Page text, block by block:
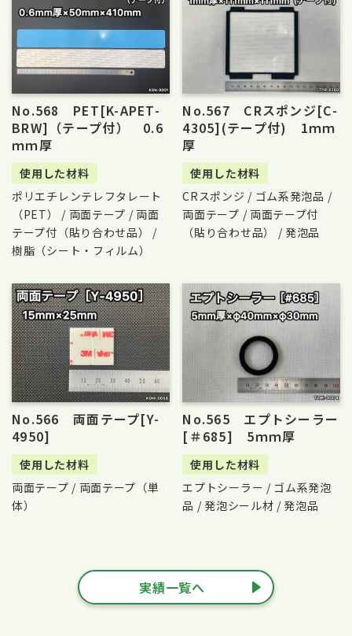
No.568 PET[K-APET-
BRW]（テープ付） 0.6
ｍｍ厚
使用した材料
ポリエチレンテレフタレート
（PET） / 両面テープ / 両面
テープ付（貼り合わせ品） /
樹脂（シート・フィルム）
No.567 CRスポンジ[C-
4305](テープ付) 1ｍｍ
厚
使用した材料
CRスポンジ / ゴム系発泡品 /
両面テープ / 両面テープ付
（貼り合わせ品） / 発泡品
No.566 両面テープ[Y-
4950]
使用した材料
両面テープ / 両面テープ（単
体）
No.565 エプトシーラー
[＃685] 5ｍｍ厚
使用した材料
エプトシーラー / ゴム系発泡
品 / 発泡シール材 / 発泡品
実績一覧へ